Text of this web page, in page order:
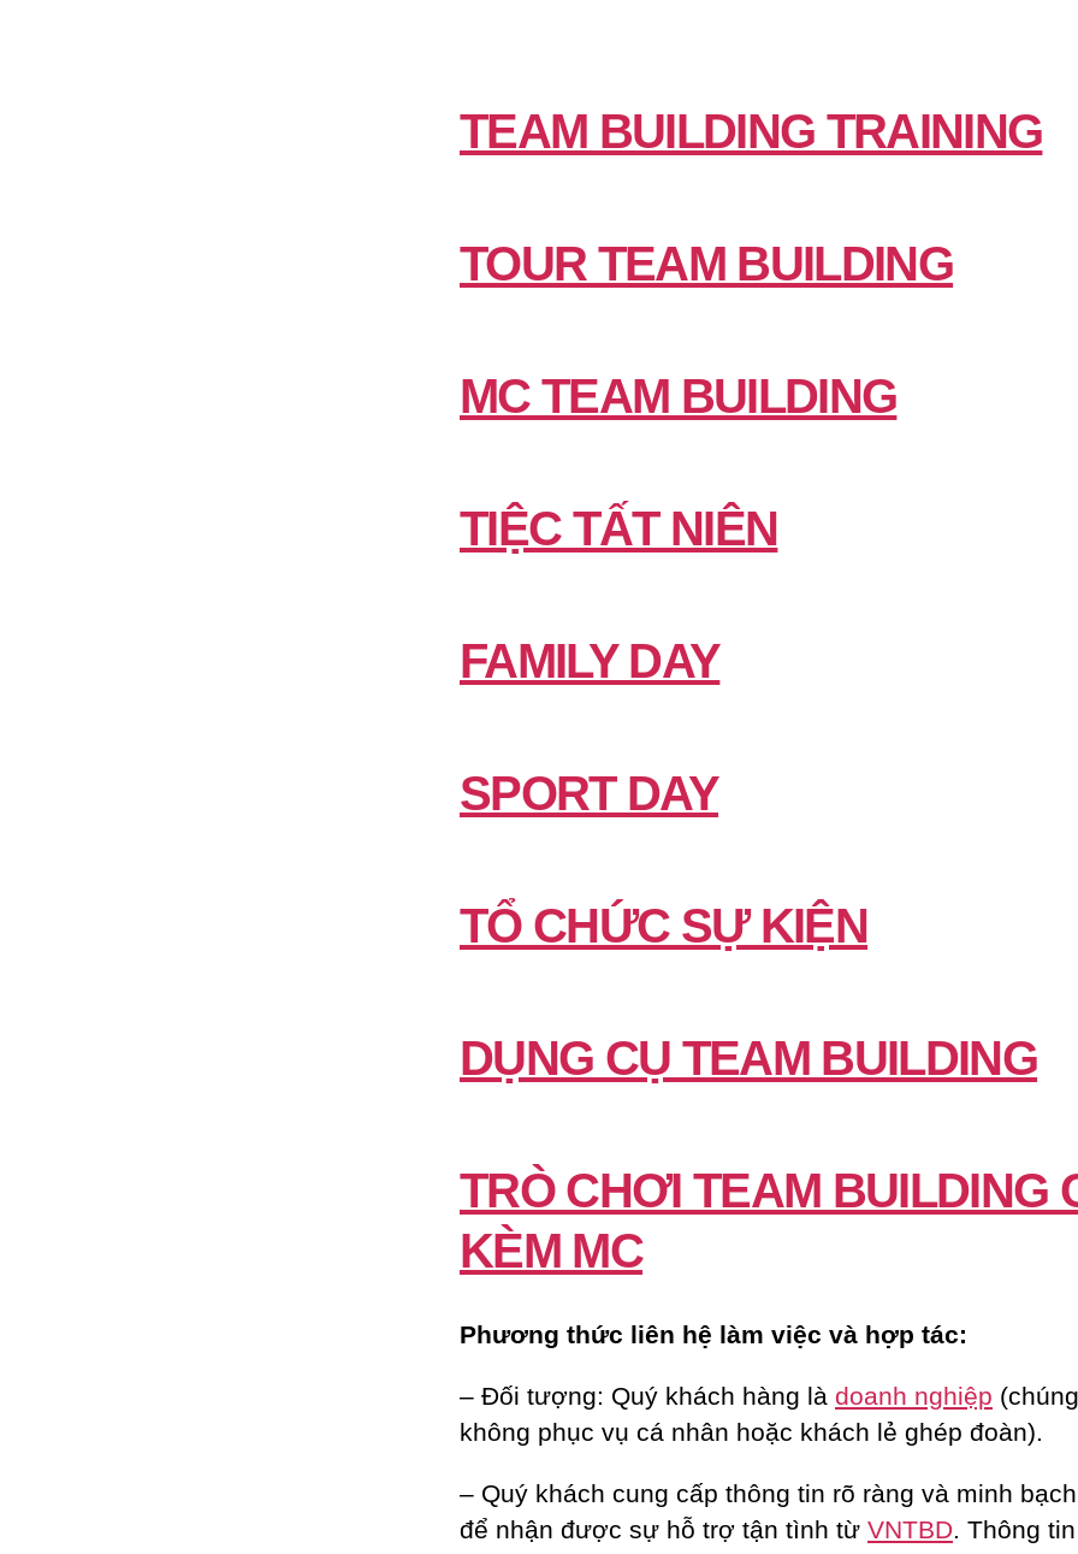
TEAM BUILDING TRAINING
TOUR TEAM BUILDING
MC TEAM BUILDING
TIỆC TẤT NIÊN
FAMILY DAY
SPORT DAY
TỔ CHỨC SỰ KIỆN
DỤNG CỤ TEAM BUILDING
TRÒ CHƠI TEAM BUILDING
KÈM MC
Phương thức liên hệ làm việc và hợp tác:
– Đối tượng: Quý khách hàng là doanh nghiệp
không phục vụ cá nhân hoặc khách lẻ ghép đoàn).
– Quý khách cung cấp thông tin rõ ràng và minh
để nhận được sự hỗ trợ tận tình từ VNTBD . Thông